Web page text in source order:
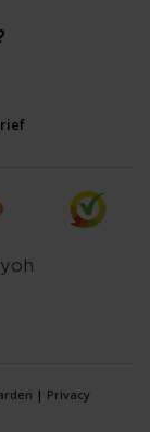
| Privacy